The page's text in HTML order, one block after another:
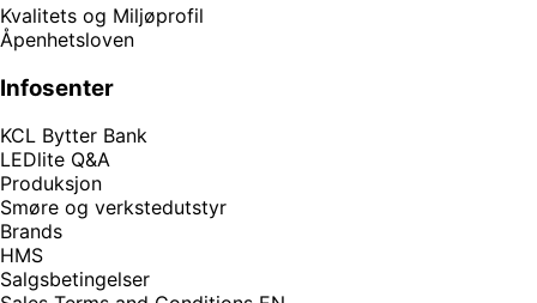
Kvalitets og Miljøprofil
Åpenhetsloven
Infosenter
KCL Bytter Bank
LEDlite Q&A
Produksjon
Smøre og verkstedutstyr
Brands
HMS
Salgsbetingelser